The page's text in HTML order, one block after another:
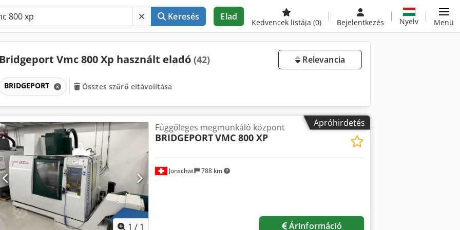
Keresés Elad
Kedvencek listája (0) Bejelentkezés Nyelv Menü
Bridgeport Vmc 800 Xp használt eladó (42) Relevancia
BRIDGEPORT Összes szűrő eltávolítása
Apróhirdetés
1 / 1
Jonschwil 788 km
Függőleges megmunkáló központ
BRIDGEPORTVMC 800 XP
Árinformáció